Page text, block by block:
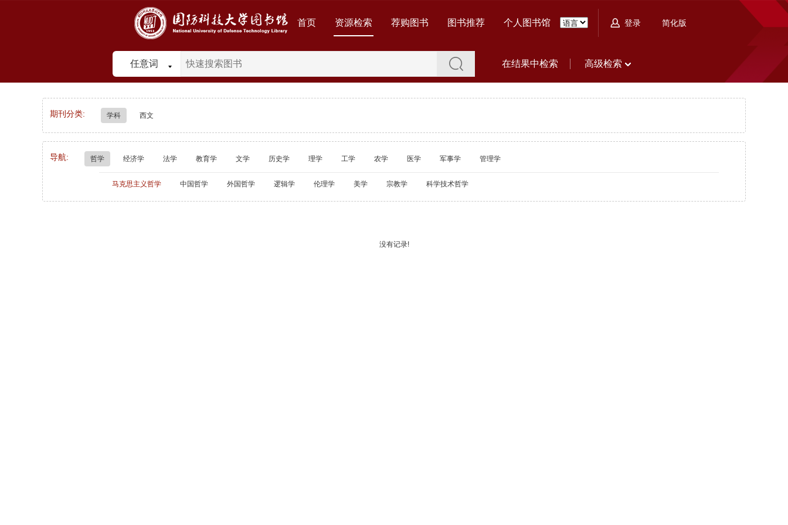
首页 资源检索 荐购图书 图书推荐 个人图书馆 登录 简化版
任意词 在结果中检索 高级检索
期刊分类: 学科 西文
导航: 哲学 经济学 法学 教育学 文学 历史学 理学 工学 农学 医学 军事学 管理学
马克思主义哲学 中国哲学 外国哲学 逻辑学 伦理学 美学 宗教学 科学技术哲学